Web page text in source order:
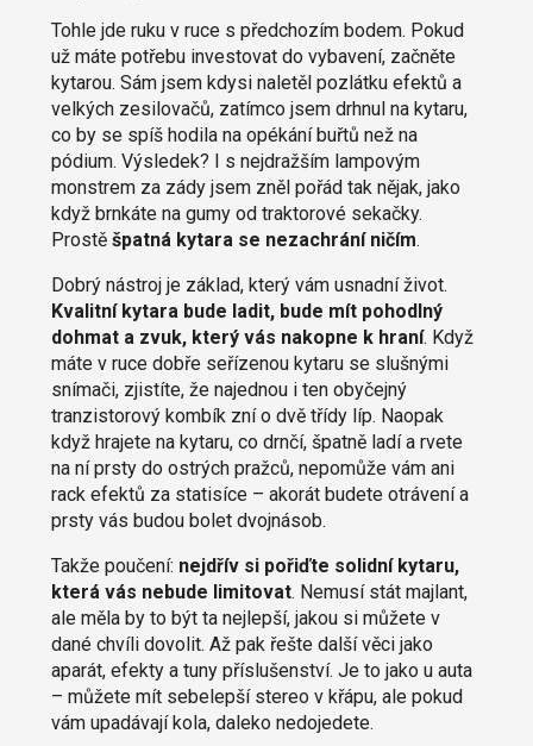
Tohle jde ruku v ruce s předchozím bodem. Pokud
už máte potřebu investovat do vybavení, začněte
kytarou. Sám jsem kdysi naletěl pozlátku efektů a
velkých zesilovačů, zatímco jsem drhnul na kytaru,
co by se spíš hodila na opékání buřtů než na
pódium. Výsledek? I s nejdražším lampovým
monstrem za zády jsem zněl pořád tak nějak, jako
když brnkáte na gumy od traktorové sekačky.
Prostě špatná kytara se nezachrání ničím.
Dobrý nástroj je základ, který vám usnadní život.
Kvalitní kytara bude ladit, bude mít pohodlný
dohmat a zvuk, který vás nakopne k hraní. Když
máte v ruce dobře seřízenou kytaru se slušnými
snímači, zjistíte, že najednou i ten obyčejný
tranzistorový kombík zní o dvě třídy líp. Naopak
když hrajete na kytaru, co drnčí, špatně ladí a rvete
na ní prsty do ostrých pražců, nepomůže vám ani
rack efektů za statisíce – akorát budete otrávení a
prsty vás budou bolet dvojnásob.
Takže poučení: nejdřív si pořiďte solidní kytaru,
která vás nebude limitovat. Nemusí stát majlant,
ale měla by to být ta nejlepší, jakou si můžete v
dané chvíli dovolit. Až pak řešte další věci jako
aparát, efekty a tuny příslušenství. Je to jako u auta
– můžete mít sebelepší stereo v křápu, ale pokud
vám upadávají kola, daleko nedojedete.